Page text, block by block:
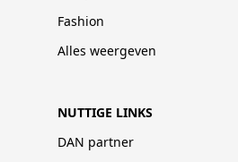
Fashion
Alles weergeven
NUTTIGE LINKS
DAN partner